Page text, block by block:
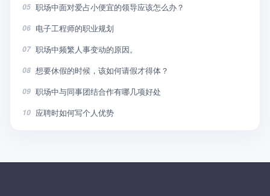
05 职场中面对爱占小便宜的领导应该怎么办？
06 电子工程师的职业规划
07 职场中频繁人事变动的原因。
08 想要休假的时候，该如何请假才得体？
09 职场中与同事团结合作有哪几项好处
10 应聘时如何写个人优势